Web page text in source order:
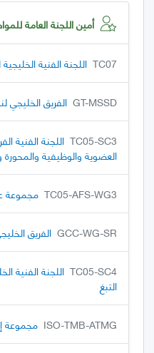
أمين اللجنة العامة
TC07 اللجنة الفنية
GT-MSSD الفريق الخليجي
TC05-SC3 اللجنة الفنية
العضوية والوظيفية والمحورة
TC05-AFS-WG3 مجموعة
GCC-WG-SR الفريق
TC05-SC4 اللجنة الفنية
التبغ
ISO-TMB-ATMG مجموعة